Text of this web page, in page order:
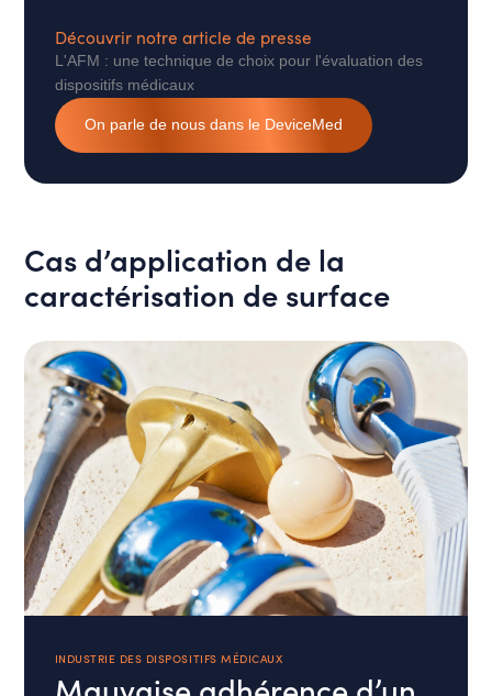
Découvrir notre article de presse
L'AFM : une technique de choix pour l'évaluation des
dispositifs médicaux
On parle de nous dans le DeviceMed
Cas d’application de la
caractérisation de surface
INDUSTRIE DES DISPOSITIFS MÉDICAUX